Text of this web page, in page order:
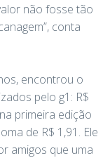
não fosse tão
conta
encontrou o
pelo g1: R$
primeira edição
de R$ 1,91. Ele
amigos que uma